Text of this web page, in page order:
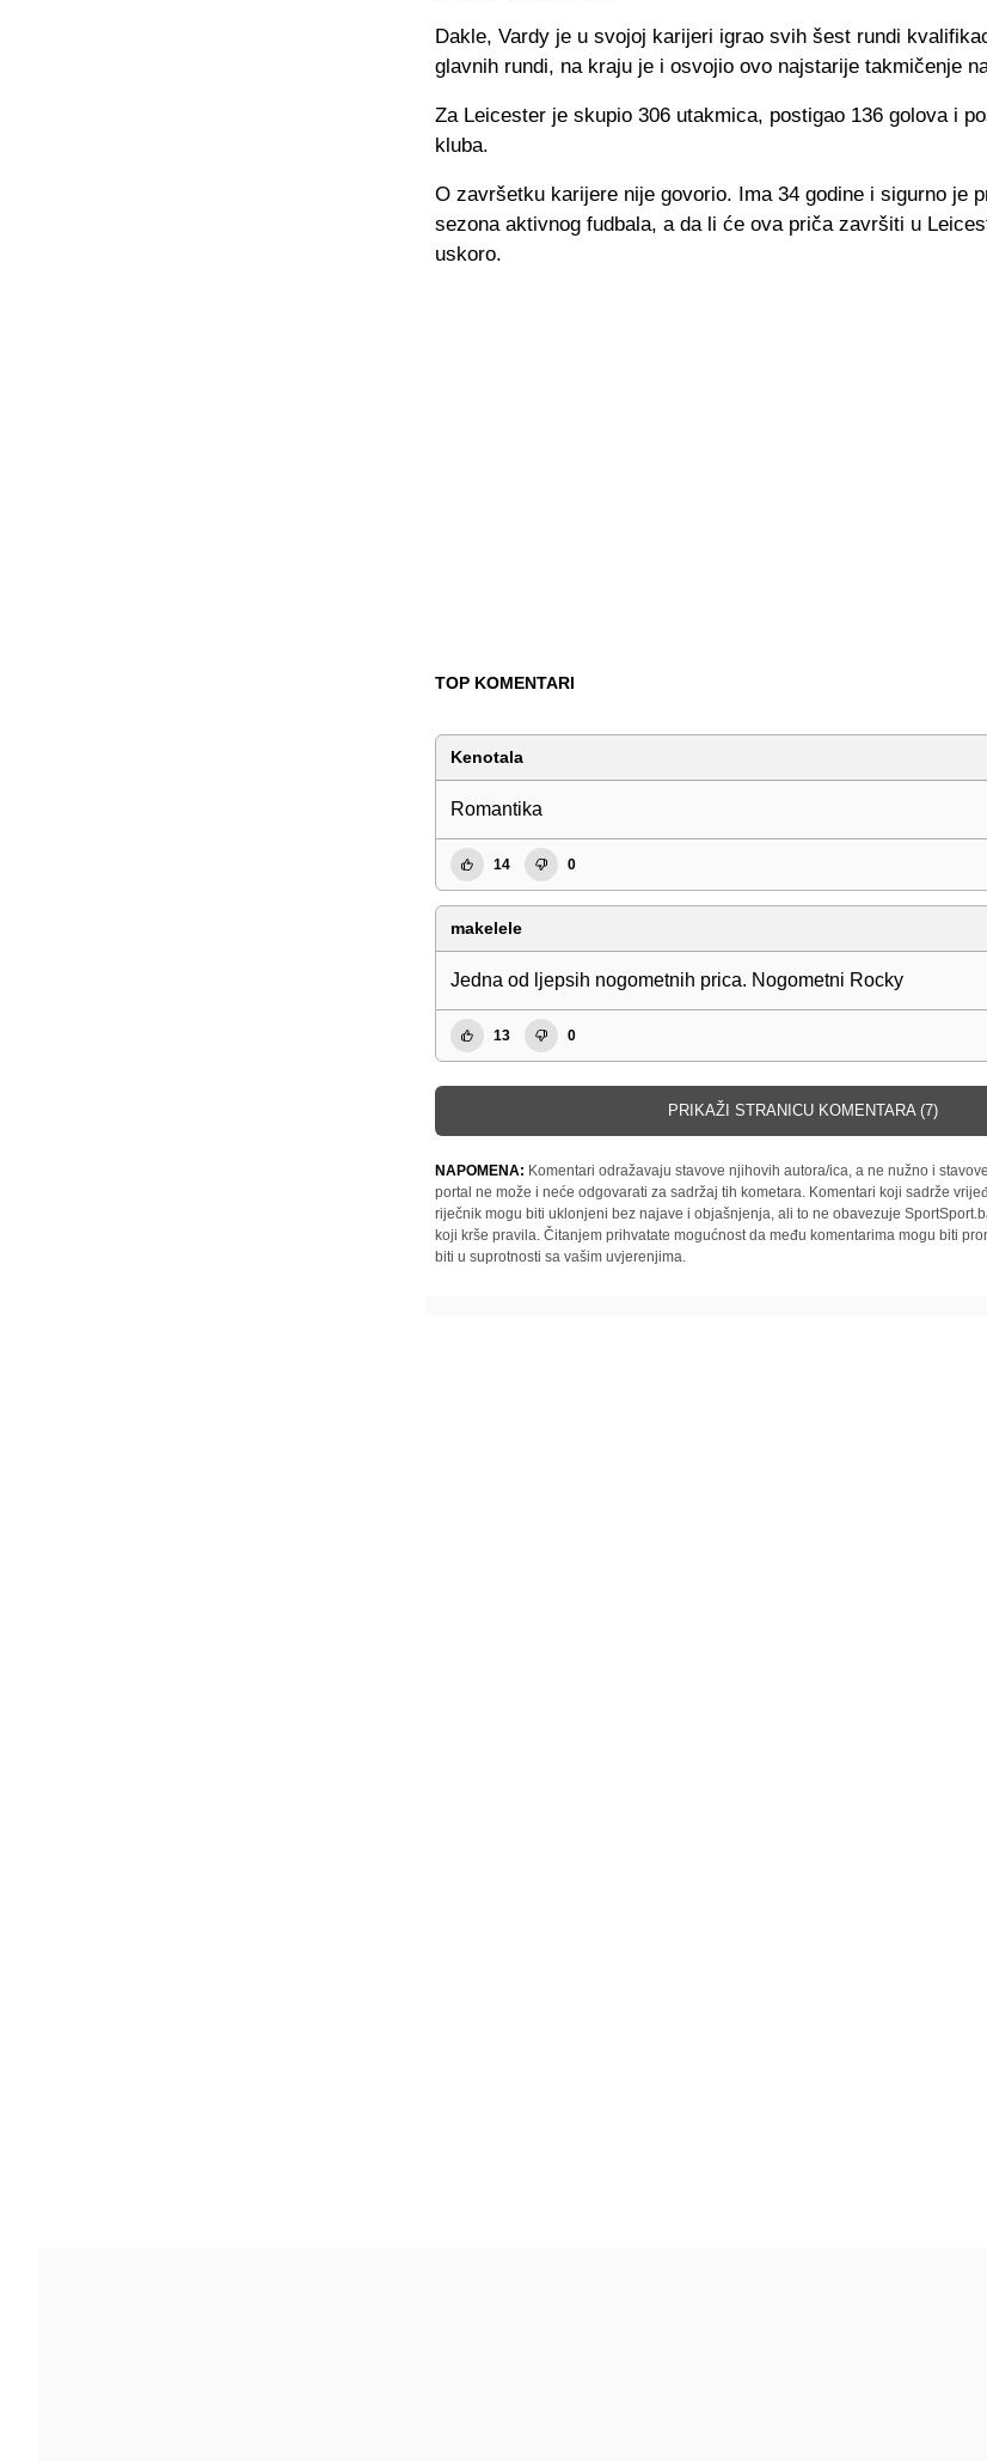
Dakle, Vardy je u svojoj karijeri igrao svih šest rundi
glavnih rundi, na kraju je i osvojio ovo najstarije takmičenje
Za Leicester je skupio 306 utakmica, postigao 136 golova i
kluba.
O završetku karijere nije govorio. Ima 34 godine i sigurno je
sezona aktivnog fudbala, a da li će ova priča završiti u
uskoro.
TOP KOMENTARI
Kenotala
Romantika
14 0
makelele
Jedna od ljepsih nogometnih prica. Nogometni Rocky
13 0
PRIKAŽI STRANICU KOMENTARA (7)
NAPOMENA: Komentari odražavaju stavove njihovih autora/ica, a ne nužno i
portal ne može i neće odgovarati za sadržaj tih kometara. Komentari koji sadrže
riječnik mogu biti uklonjeni bez najave i objašnjenja, ali to ne obavezuje
koji krše pravila. Čitanjem prihvatate mogućnost da među komentarima mogu biti
biti u suprotnosti sa vašim uvjerenjima.